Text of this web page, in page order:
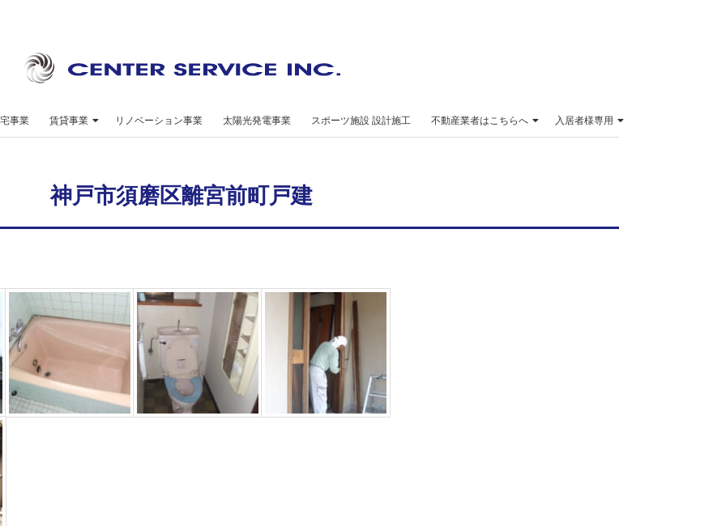
セ
ン
タ
ー
サ
ー
ス
事業 賃貸事業 リノベーション事業 太陽光発電事業 スポーツ施設 設計施工 不動産業者はこちらへ 入居者様専用
神戸市須磨区離宮前町戸建